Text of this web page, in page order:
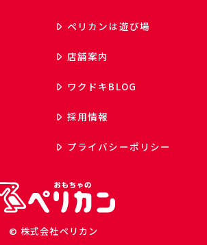
ペリカンは遊び場
店舗案内
ワクドキBLOG
採用情報
プライバシーポリシー
© 株式会社ペリカン